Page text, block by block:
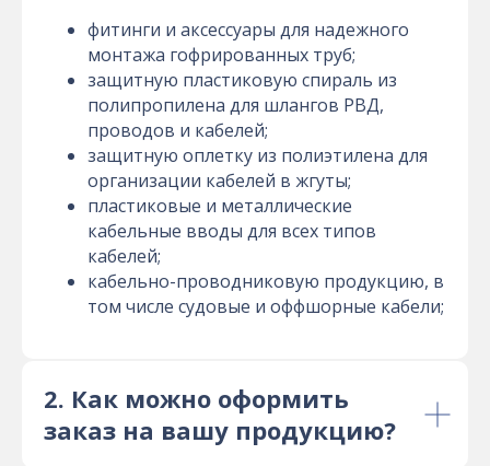
фитинги и аксессуары для надежного
монтажа гофрированных труб;
защитную пластиковую спираль из
полипропилена для шлангов РВД,
проводов и кабелей;
защитную оплетку из полиэтилена для
организации кабелей в жгуты;
пластиковые и металлические
кабельные вводы для всех типов
кабелей;
кабельно-проводниковую продукцию, в
том числе судовые и оффшорные кабели;
2. Как можно оформить
заказ на вашу продукцию?